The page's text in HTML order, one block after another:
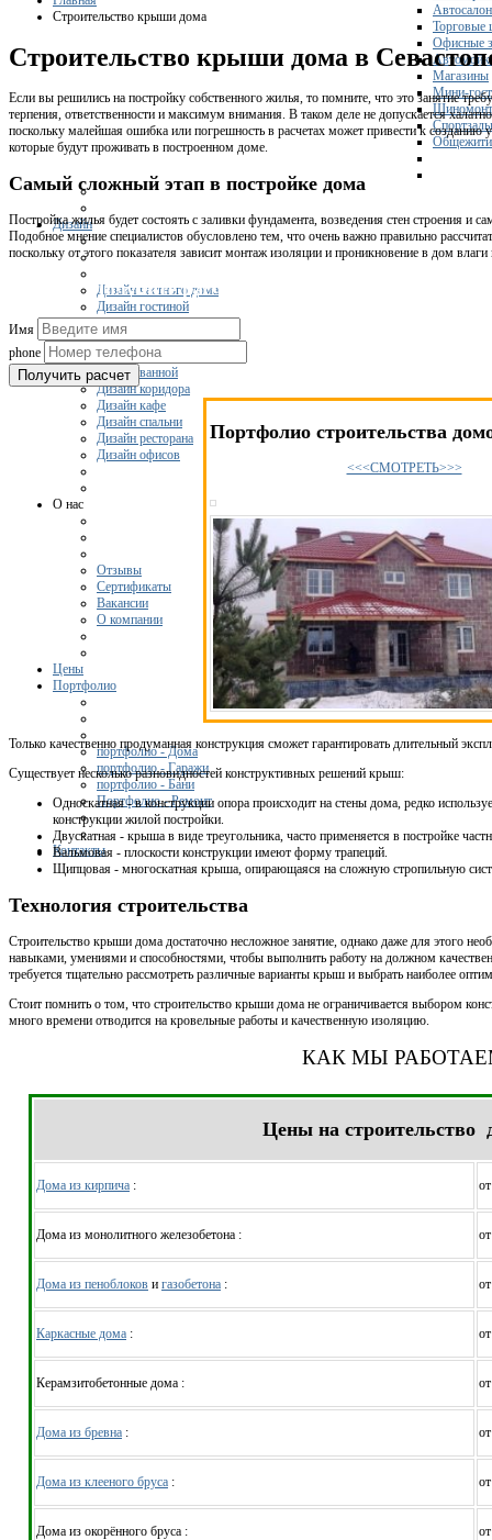
Торговые
Офисные
Магазины
Мини-
Спортзалы
Дизайн
Дизайн частного дома
Дизайн гостиной
Дизайн комнаты
Дизайн кухни
Дизайн квартиры
Дизайн ванной
Дизайн коридора
Дизайн кафе
Дизайн спальни
Дизайн ресторана
Дизайн офисов
О нас
Отзывы
Сертификаты
Вакансии
О компании
Цены
Портфолио
портфолио - Дома
портфолио - Гаражи
портфолио - Бани
Портфолио - Ремонт
Контакты
Строительство крыши дома
Строительство крыши дома в
Если вы решились на постройку собственного жилья, то помните, что это занятие
терпения, ответственности и максимум внимания. В таком деле не допускается
поскольку малейшая ошибка или погрешность в расчетах может привести к созданию
которые будут проживать в построенном доме.
Самый сложный этап в постройке дома
Постройка жилья будет состоять с заливки фундамента, возведения стен строения и
Подобное мнение специалистов обусловлено тем, что очень важно правильно
поскольку от этого показателя зависит монтаж изоляции и проникновение в дом
Получите расчет сметы на
Имя
phone
Получить расчет
Портфолио строительства
<<<СМОТРЕТЬ>>>
Только качественно продуманная конструкция сможет гарантировать длительный
Существует несколько разновидностей конструктивных решений крыш:
Односкатная - в конструкции опора происходит на стены дома, редко
конструкции жилой постройки.
Двускатная - крыша в виде треугольника, часто применяется в постройке
Вальмовая - плоскости конструкции имеют форму трапеций.
Щипцовая - многоскатная крыша, опирающаяся на сложную стропильную
Технология строительства
Строительство крыши дома достаточно несложное занятие, однако даже для этого
навыками, умениями и способностями, чтобы выполнить работу на должном
требуется тщательно рассмотреть различные варианты крыш и выбрать наиболее
Стоит помнить о том, что строительство крыши дома не ограничивается выбором
много времени отводится на кровельные работы и качественную изоляцию.
КАК МЫ
Цены на строительство
Дома из кирпича :
Дома из монолитного железобетона :
Дома из пеноблоков и газобетона :
Каркасные дома :
Керамзитобетонные дома :
Дома из бревна :
Дома из клееного бруса :
Дома из окорённого бруса :